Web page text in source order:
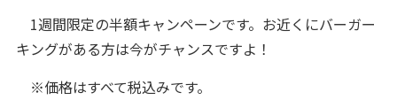
1週間限定の半額キャンペーンです。お近くにバーガー
キングがある方は今がチャンスですよ！
※価格はすべて税込みです。